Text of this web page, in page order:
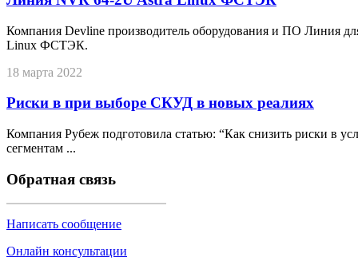
Компания Devline производитель оборудования и ПО Линия
Linux ФСТЭК.
18 марта 2022
Риски в при выборе СКУД в новых реалиях
Компания Рубеж подготовила статью: “Как снизить риски в
сегментам ...
Обратная связь
Написать сообщение
Онлайн консультации